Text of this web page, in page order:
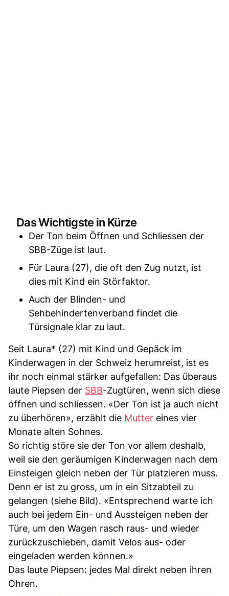
Das Wichtigste in Kürze
Der Ton beim Öffnen und Schliessen der
SBB-Züge ist laut.
Für Laura (27), die oft den Zug nutzt, ist
dies mit Kind ein Störfaktor.
Auch der Blinden- und
Sehbehindertenverband findet die
Türsignale klar zu laut.
Seit Laura* (27) mit Kind und Gepäck im
Kinderwagen in der Schweiz herumreist, ist es
ihr noch einmal stärker aufgefallen: Das überaus
laute Piepsen der SBB-Zugtüren, wenn sich diese
öffnen und schliessen. «Der Ton ist ja auch nicht
zu überhören», erzählt die Mutter eines vier
Monate alten Sohnes.
So richtig störe sie der Ton vor allem deshalb,
weil sie den geräumigen Kinderwagen nach dem
Einsteigen gleich neben der Tür platzieren muss.
Denn er ist zu gross, um in ein Sitzabteil zu
gelangen (siehe Bild). «Entsprechend warte ich
auch bei jedem Ein- und Aussteigen neben der
Türe, um den Wagen rasch raus- und wieder
zurückzuschieben, damit Velos aus- oder
eingeladen werden können.»
Das laute Piepsen: jedes Mal direkt neben ihren
Ohren.